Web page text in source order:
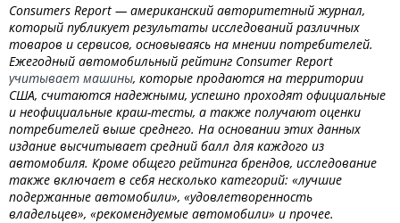
Consumers Report — американский авторитетный журнал,
который публикует результаты исследований различных
товаров и сервисов, основываясь на мнении потребителей.
Ежегодный автомобильный рейтинг Consumer Report
учитывает машины, которые продаются на территории
США, считаются надежными, успешно проходят официальные
и неофициальные краш-тесты, а также получают оценки
потребителей выше среднего. На основании этих данных
издание высчитывает средний балл для каждого из
автомобиля. Кроме общего рейтинга брендов, исследование
также включает в себя несколько категорий: «лучшие
подержанные автомобили», «удовлетворенность
владельцев», «рекомендуемые автомобили» и прочее.